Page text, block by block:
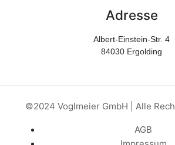
Adresse
Albert-Einstein-Str. 4
84030 Ergolding
©2024 Voglmeier GmbH | Alle
AGB